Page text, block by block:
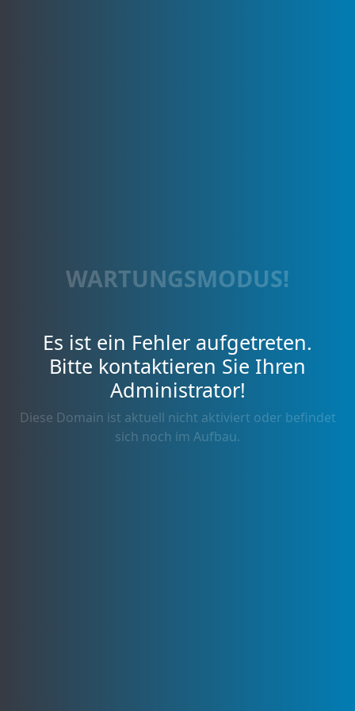
WARTUNGSMODUS!
Es ist ein Fehler aufgetreten.
Bitte kontaktieren Sie Ihren
Administrator!
Diese Domain ist aktuell nicht aktiviert oder befindet
sich noch im Aufbau.